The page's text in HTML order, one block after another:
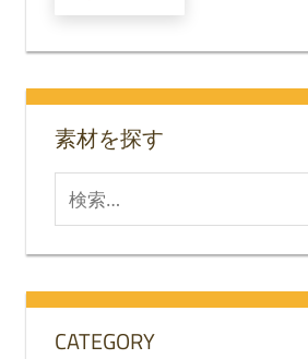
ー
ジ
送
り
素材を探す
索
対
CATEGORY